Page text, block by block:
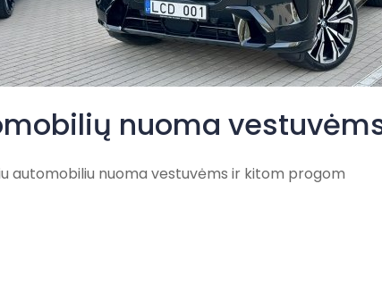
nuoma
automobiliu nuoma vestuvėms ir kitom progom